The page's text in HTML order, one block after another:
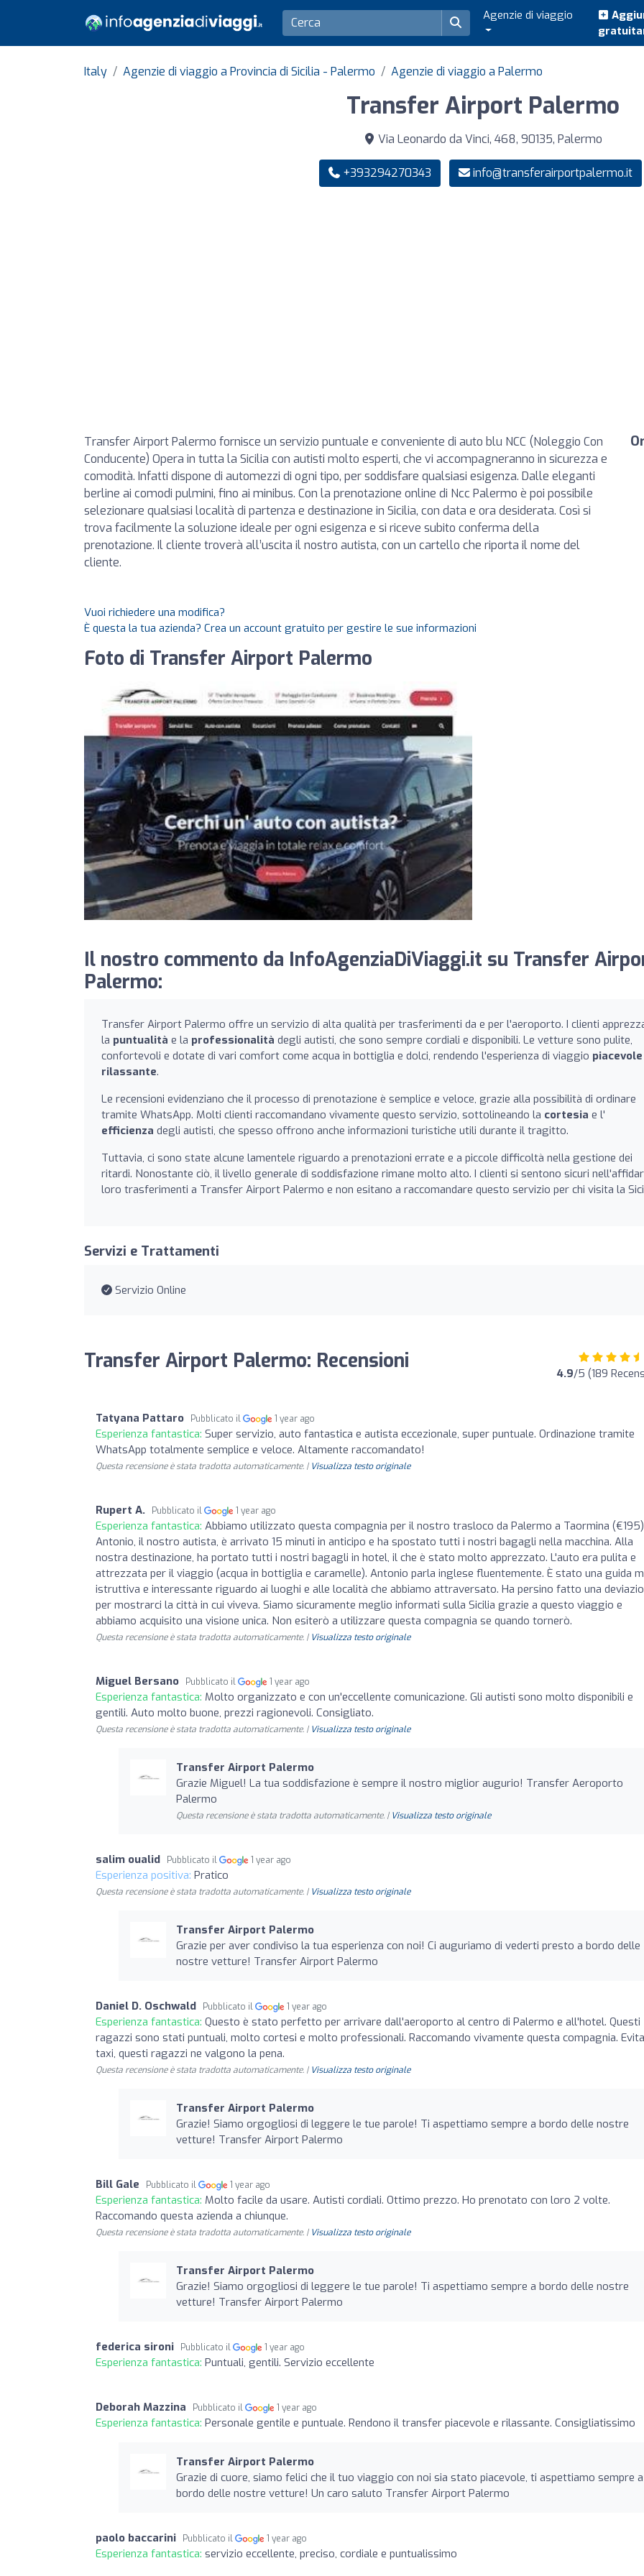
Agenzie di viaggio
Italy Agenzie di viaggio a Provincia di Sicilia - Palermo Agenzie di viaggio a Palermo
Transfer Airport Palermo
Via Leonardo da Vinci, 468, 90135, Palermo
+393294270343 info@transferairportpalermo.it
Transfer Airport Palermo fornisce un servizio puntuale e conveniente di auto blu NCC (Noleggio Con
Conducente) Opera in tutta la Sicilia con autisti molto esperti, che vi accompagneranno in sicurezza e
comodità. Infatti dispone di automezzi di ogni tipo, per soddisfare qualsiasi esigenza. Dalle eleganti
berline ai comodi pulmini, fino ai minibus. Con la prenotazione online di Ncc Palermo è poi possibile
selezionare qualsiasi località di partenza e destinazione in Sicilia, con data e ora desiderata. Così si
trova facilmente la soluzione ideale per ogni esigenza e si riceve subito conferma della
prenotazione. Il cliente troverà all’uscita il nostro autista, con un cartello che riporta il nome del
cliente.
Vuoi richiedere una modifica?
È questa la tua azienda? Crea un account gratuito per gestire le sue informazioni
Foto di Transfer Airport Palermo
Il nostro commento da InfoAgenziaDiViaggi.it su Transfer
Palermo:
Transfer Airport Palermo offre un servizio di alta qualità per trasferimenti da e per l'aeroporto. I clienti
la puntualità e la professionalità degli autisti, che sono sempre cordiali e disponibili. Le vetture sono pulite,
confortevoli e dotate di vari comfort come acqua in bottiglia e dolci, rendendo l'esperienza di viaggio
rilassante.
Le recensioni evidenziano che il processo di prenotazione è semplice e veloce, grazie alla possibilità di ordinare
tramite WhatsApp. Molti clienti raccomandano vivamente questo servizio, sottolineando la cortesia e l'
efficienza degli autisti, che spesso offrono anche informazioni turistiche utili durante il tragitto.
Tuttavia, ci sono state alcune lamentele riguardo a prenotazioni errate e a piccole difficoltà nella gestione dei
ritardi. Nonostante ciò, il livello generale di soddisfazione rimane molto alto. I clienti si sentono sicuri
loro trasferimenti a Transfer Airport Palermo e non esitano a raccomandare questo servizio per chi visita la
Servizi e Trattamenti
Servizio Online
Transfer Airport Palermo: Recensioni 4.9/5 (189
Tatyana Pattaro Pubblicato il 1 year ago
Esperienza fantastica: Super servizio, auto fantastica e autista eccezionale, super puntuale. Ordinazione tramite
WhatsApp totalmente semplice e veloce. Altamente raccomandato!
Questa recensione è stata tradotta automaticamente. | Visualizza testo originale
Rupert A. Pubblicato il 1 year ago
Esperienza fantastica: Abbiamo utilizzato questa compagnia per il nostro trasloco da Palermo a Taormina
Antonio, il nostro autista, è arrivato 15 minuti in anticipo e ha spostato tutti i nostri bagagli nella macchina. Alla
nostra destinazione, ha portato tutti i nostri bagagli in hotel, il che è stato molto apprezzato. L'auto era pulita e
attrezzata per il viaggio (acqua in bottiglia e caramelle). Antonio parla inglese fluentemente. È stato una guida
istruttiva e interessante riguardo ai luoghi e alle località che abbiamo attraversato. Ha persino fatto una
per mostrarci la città in cui viveva. Siamo sicuramente meglio informati sulla Sicilia grazie a questo viaggio e
abbiamo acquisito una visione unica. Non esiterò a utilizzare questa compagnia se quando tornerò.
Questa recensione è stata tradotta automaticamente. | Visualizza testo originale
Miguel Bersano Pubblicato il 1 year ago
Esperienza fantastica: Molto organizzato e con un'eccellente comunicazione. Gli autisti sono molto disponibili e
gentili. Auto molto buone, prezzi ragionevoli. Consigliato.
Questa recensione è stata tradotta automaticamente. | Visualizza testo originale
Transfer Airport Palermo
Grazie Miguel! La tua soddisfazione è sempre il nostro miglior augurio! Transfer Aeroporto
Palermo
Questa recensione è stata tradotta automaticamente. | Visualizza testo originale
salim oualid Pubblicato il 1 year ago
Esperienza positiva: Pratico
Questa recensione è stata tradotta automaticamente. | Visualizza testo originale
Transfer Airport Palermo
Grazie per aver condiviso la tua esperienza con noi! Ci auguriamo di vederti presto a bordo delle
nostre vetture! Transfer Airport Palermo
Daniel D. Oschwald Pubblicato il 1 year ago
Esperienza fantastica: Questo è stato perfetto per arrivare dall'aeroporto al centro di Palermo e all'hotel. Questi
ragazzi sono stati puntuali, molto cortesi e molto professionali. Raccomando vivamente questa compagnia.
taxi, questi ragazzi ne valgono la pena.
Questa recensione è stata tradotta automaticamente. | Visualizza testo originale
Transfer Airport Palermo
Grazie! Siamo orgogliosi di leggere le tue parole! Ti aspettiamo sempre a bordo delle nostre
vetture! Transfer Airport Palermo
Bill Gale Pubblicato il 1 year ago
Esperienza fantastica: Molto facile da usare. Autisti cordiali. Ottimo prezzo. Ho prenotato con loro 2 volte.
Raccomando questa azienda a chiunque.
Questa recensione è stata tradotta automaticamente. | Visualizza testo originale
Transfer Airport Palermo
Grazie! Siamo orgogliosi di leggere le tue parole! Ti aspettiamo sempre a bordo delle nostre
vetture! Transfer Airport Palermo
federica sironi Pubblicato il 1 year ago
Esperienza fantastica: Puntuali, gentili. Servizio eccellente
Deborah Mazzina Pubblicato il 1 year ago
Esperienza fantastica: Personale gentile e puntuale. Rendono il transfer piacevole e rilassante. Consigliatissimo
Transfer Airport Palermo
Grazie di cuore, siamo felici che il tuo viaggio con noi sia stato piacevole, ti aspettiamo sempre a
bordo delle nostre vetture! Un caro saluto Transfer Airport Palermo
paolo baccarini Pubblicato il 1 year ago
Esperienza fantastica: servizio eccellente, preciso, cordiale e puntualissimo